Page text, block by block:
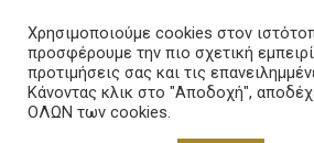
Χρησιμοποιούμε cookies στον
προσφέρουμε την πιο σχετική
προτιμήσεις σας και τις
Κάνοντας κλικ στο "Αποδοχή",
ΟΛΩΝ των cookies.